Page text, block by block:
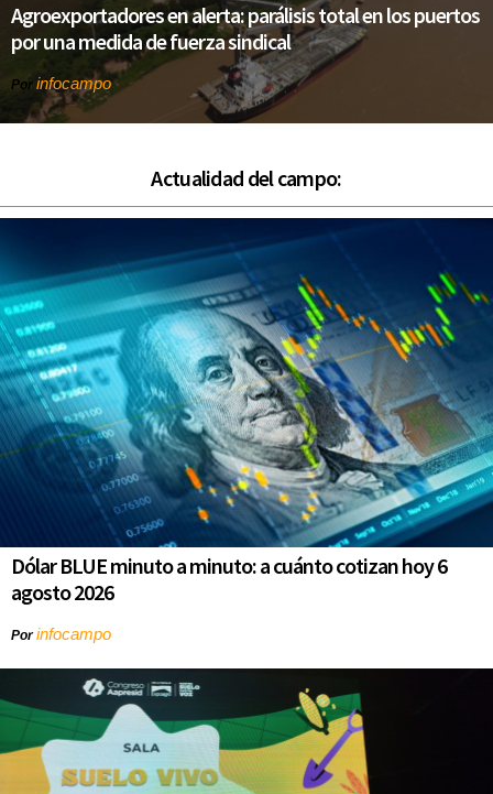
Agroexportadores en alerta: parálisis total en los puertos
por una medida de fuerza sindical
Por infocampo
Actualidad del campo:
Dólar BLUE minuto a minuto: a cuánto cotizan hoy 6
agosto 2026
Porinfocampo